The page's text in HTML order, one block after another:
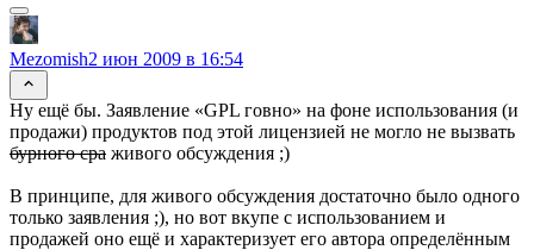
Mezomish2 июн 2009 в 16:54
Ну ещё бы. Заявление «GPL говно» на фоне использования (и
продажи) продуктов под этой лицензией не могло не вызвать
бурного сра живого обсуждения ;)
В принципе, для живого обсуждения достаточно было одного
только заявления ;), но вот вкупе с использованием и
продажей оно ещё и характеризует его автора определённым